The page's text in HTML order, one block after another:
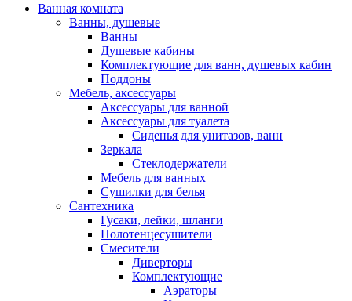
Ванная комната
Ванны, душевые
Ванны
Душевые кабины
Комплектующие для ванн, душевых кабин
Поддоны
Мебель, аксессуары
Аксессуары для ванной
Аксессуары для туалета
Сиденья для унитазов, ванн
Зеркала
Стеклодержатели
Мебель для ванных
Сушилки для белья
Сантехника
Гусаки, лейки, шланги
Полотенцесушители
Смесители
Диверторы
Комплектующие
Аэраторы